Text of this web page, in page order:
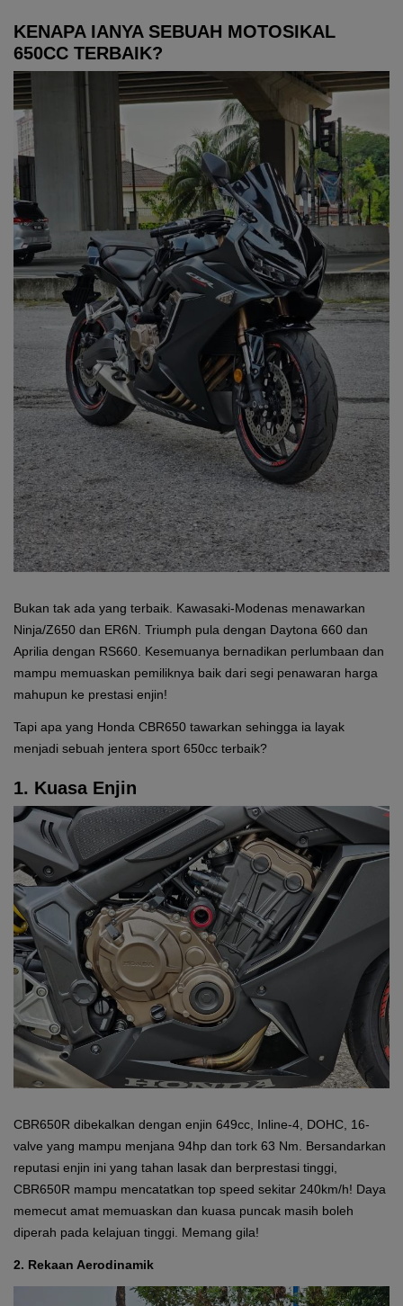
KENAPA IANYA SEBUAH MOTOSIKAL
650CC TERBAIK?
Bukan tak ada yang terbaik. Kawasaki-Modenas menawarkan
Ninja/Z650 dan ER6N. Triumph pula dengan Daytona 660 dan
Aprilia dengan RS660. Kesemuanya bernadikan perlumbaan dan
mampu memuaskan pemiliknya baik dari segi penawaran harga
mahupun ke prestasi enjin!
Tapi apa yang Honda CBR650 tawarkan sehingga ia layak
menjadi sebuah jentera sport 650cc terbaik?
1. Kuasa Enjin
CBR650R dibekalkan dengan enjin 649cc, Inline-4, DOHC, 16-
valve yang mampu menjana 94hp dan tork 63 Nm. Bersandarkan
reputasi enjin ini yang tahan lasak dan berprestasi tinggi,
CBR650R mampu mencatatkan top speed sekitar 240km/h! Daya
memecut amat memuaskan dan kuasa puncak masih boleh
diperah pada kelajuan tinggi. Memang gila!
2. Rekaan Aerodinamik